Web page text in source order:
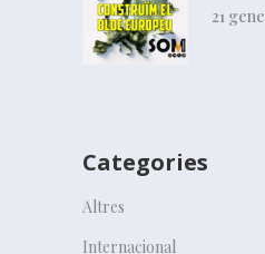
21
Categories
Altres
Internacional